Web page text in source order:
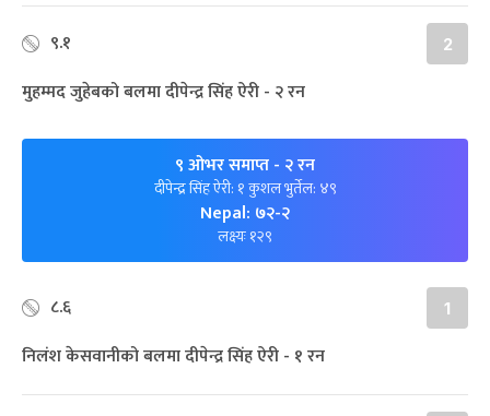
९.१ 2
मुहम्मद जुहेबको बलमा दीपेन्द्र सिंह ऐरी - २ रन
९ ओभर समाप्त- २ रन
दीपेन्द्र सिंह ऐरी: १ कुशल भुर्तेल: ४९
Nepal: ७२-२
लक्ष्यः १२९
८.६ 1
निलंश केसवानीको बलमा दीपेन्द्र सिंह ऐरी - १ रन